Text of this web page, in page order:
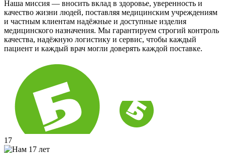
Наша миссия — вносить вклад в здоровье, уверенность и
качество жизни людей, поставляя медицинским учреждениям
и частным клиентам надёжные и доступные изделия
медицинского назначения. Мы гарантируем строгий контроль
качества, надёжную логистику и сервис, чтобы каждый
пациент и каждый врач могли доверять каждой поставке.
17